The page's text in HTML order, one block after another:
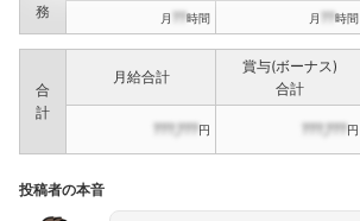
務
月 ??時間 月 ??時間
合
計
月給合計
賞与(ボーナス)
合計
???,???円 ???,???円
投稿者の本音